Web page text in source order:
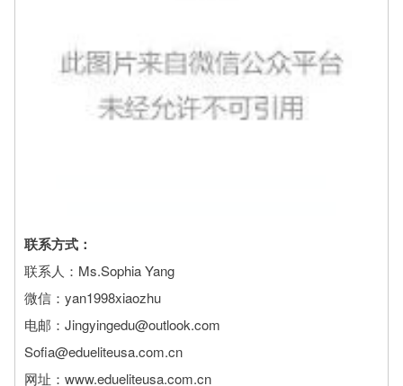
联系方式：
联系人：Ms.Sophia Yang
微信：yan1998xiaozhu
电邮：Jingyingedu@outlook.com
Sofia@edueliteusa.com.cn
网址：www.edueliteusa.com.cn